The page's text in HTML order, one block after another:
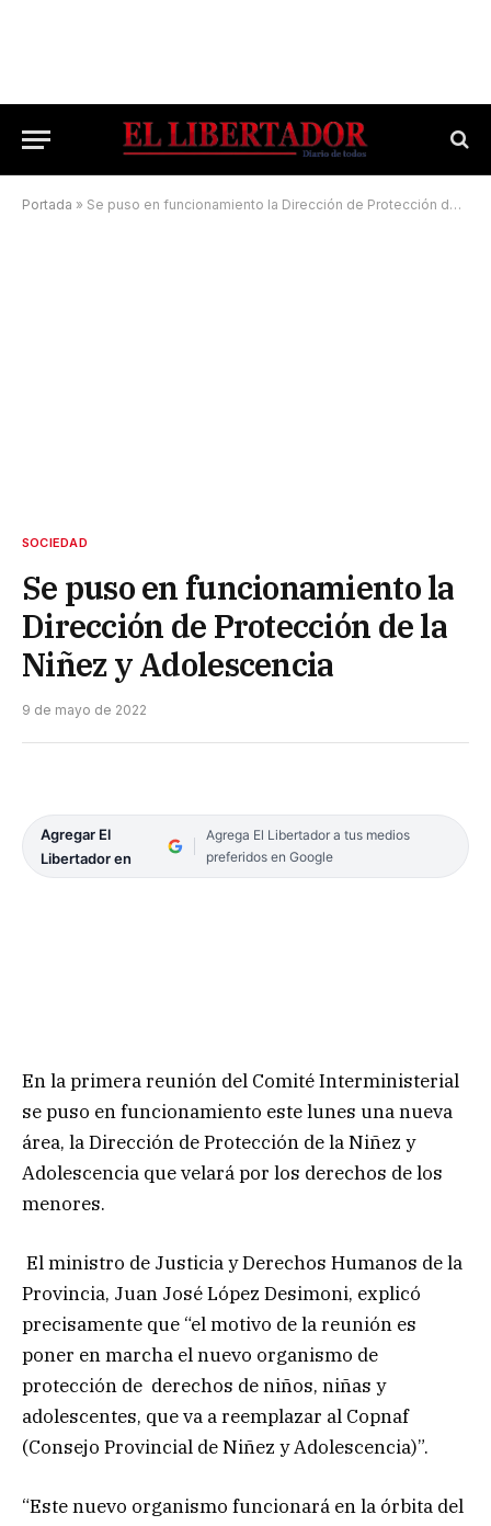
Portada » Se puso en funcionamiento la Dirección de Protección de la Niñez y Adolescencia
SOCIEDAD
Se puso en funcionamiento la
Dirección de Protección de la
Niñez y Adolescencia
9 de mayo de 2022
Agregar El
Libertador en
Agrega El Libertador a tus medios
preferidos en Google
En la primera reunión del Comité Interministerial
se puso en funcionamiento este lunes una nueva
área, la Dirección de Protección de la Niñez y
Adolescencia que velará por los derechos de los
menores.
El ministro de Justicia y Derechos Humanos de la
Provincia, Juan José López Desimoni, explicó
precisamente que “el motivo de la reunión es
poner en marcha el nuevo organismo de
protección de derechos de niños, niñas y
adolescentes, que va a reemplazar al Copnaf
(Consejo Provincial de Niñez y Adolescencia)”.
“Este nuevo organismo funcionará en la órbita del